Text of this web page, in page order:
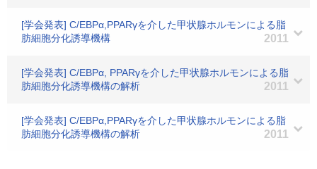
[学会発表] C/EBPα,PPARγを介した甲状腺ホルモンによる脂
肪細胞分化誘導機構
2011
[学会発表] C/EBPα, PPARγを介した甲状腺ホルモンによる脂
肪細胞分化誘導機構の解析
2011
[学会発表] C/EBPα,PPARγを介した甲状腺ホルモンによる脂
肪細胞分化誘導機構の解析
2011